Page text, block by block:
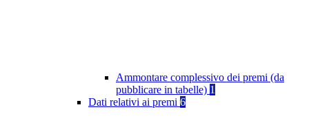
Ammontare complessivo dei premi (da
pubblicare in tabelle) 1
Dati relativi ai premi 6